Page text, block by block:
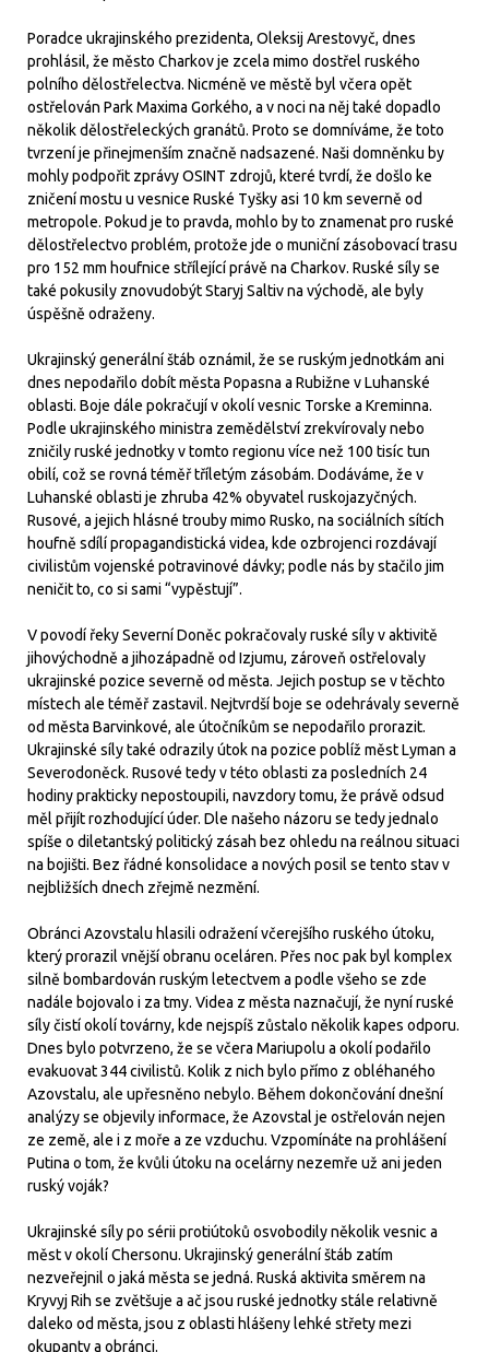
Poradce ukrajinského prezidenta, Oleksij Arestovyč, dnes
prohlásil, že město Charkov je zcela mimo dostřel ruského
polního dělostřelectva. Nicméně ve městě byl včera opět
ostřelován Park Maxima Gorkého, a v noci na něj také dopadlo
několik dělostřeleckých granátů. Proto se domníváme, že toto
tvrzení je přinejmenším značně nadsazené. Naši domněnku by
mohly podpořit zprávy OSINT zdrojů, které tvrdí, že došlo ke
zničení mostu u vesnice Ruské Tyšky asi 10 km severně od
metropole. Pokud je to pravda, mohlo by to znamenat pro ruské
dělostřelectvo problém, protože jde o muniční zásobovací trasu
pro 152 mm houfnice střílející právě na Charkov. Ruské síly se
také pokusily znovudobýt Staryj Saltiv na východě, ale byly
úspěšně odraženy.
Ukrajinský generální štáb oznámil, že se ruským jednotkám ani
dnes nepodařilo dobít města Popasna a Rubižne v Luhanské
oblasti. Boje dále pokračují v okolí vesnic Torske a Kreminna.
Podle ukrajinského ministra zemědělství zrekvírovaly nebo
zničily ruské jednotky v tomto regionu více než 100 tisíc tun
obilí, což se rovná téměř tříletým zásobám. Dodáváme, že v
Luhanské oblasti je zhruba 42% obyvatel ruskojazyčných.
Rusové, a jejich hlásné trouby mimo Rusko, na sociálních sítích
houfně sdílí propagandistická videa, kde ozbrojenci rozdávají
civilistům vojenské potravinové dávky; podle nás by stačilo jim
neničit to, co si sami “vypěstují”.
V povodí řeky Severní Doněc pokračovaly ruské síly v aktivitě
jihovýchodně a jihozápadně od Izjumu, zároveň ostřelovaly
ukrajinské pozice severně od města. Jejich postup se v těchto
místech ale téměř zastavil. Nejtvrdší boje se odehrávaly severně
od města Barvinkové, ale útočníkům se nepodařilo prorazit.
Ukrajinské síly také odrazily útok na pozice poblíž měst Lyman a
Severodoněck. Rusové tedy v této oblasti za posledních 24
hodiny prakticky nepostoupili, navzdory tomu, že právě odsud
měl přijít rozhodující úder. Dle našeho názoru se tedy jednalo
spíše o diletantský politický zásah bez ohledu na reálnou situaci
na bojišti. Bez řádné konsolidace a nových posil se tento stav v
nejbližších dnech zřejmě nezmění.
Obránci Azovstalu hlasili odražení včerejšího ruského útoku,
který prorazil vnější obranu oceláren. Přes noc pak byl komplex
silně bombardován ruským letectvem a podle všeho se zde
nadále bojovalo i za tmy. Videa z města naznačují, že nyní ruské
síly čistí okolí továrny, kde nejspíš zůstalo několik kapes odporu.
Dnes bylo potvrzeno, že se včera Mariupolu a okolí podařilo
evakuovat 344 civilistů. Kolik z nich bylo přímo z obléhaného
Azovstalu, ale upřesněno nebylo. Během dokončování dnešní
analýzy se objevily informace, že Azovstal je ostřelován nejen
ze země, ale i z moře a ze vzduchu. Vzpomínáte na prohlášení
Putina o tom, že kvůli útoku na ocelárny nezemře už ani jeden
ruský voják?
Ukrajinské síly po sérii protiútoků osvobodily několik vesnic a
měst v okolí Chersonu. Ukrajinský generální štáb zatím
nezveřejnil o jaká města se jedná. Ruská aktivita směrem na
Kryvyj Rih se zvětšuje a ač jsou ruské jednotky stále relativně
daleko od města, jsou z oblasti hlášeny lehké střety mezi
okupanty a obránci.